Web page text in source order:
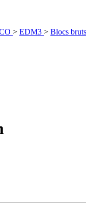
> EDM3 > Blocs